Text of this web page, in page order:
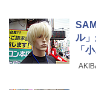
ル」
「